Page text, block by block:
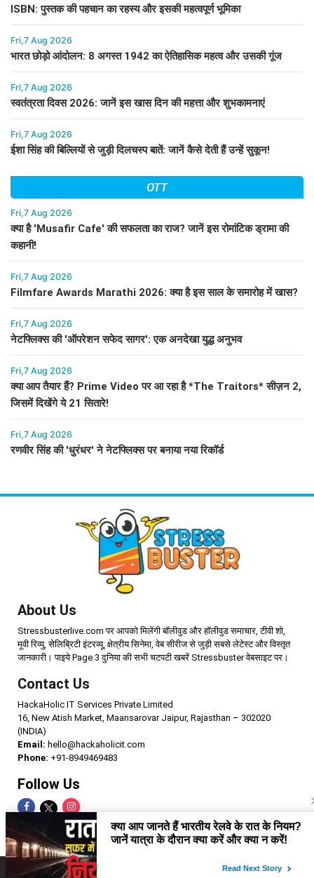
ISBN: पुस्तक की पहचान का रहस्य और इसकी महत्वपूर्ण भूमिका
Fri,7 Aug 2026
भारत छोड़ो आंदोलन: 8 अगस्त 1942 का ऐतिहासिक महत्व और उसकी गूंज
Fri,7 Aug 2026
स्वतंत्रता दिवस 2026: जानें इस खास दिन की महत्ता और शुभकामनाएं
Fri,7 Aug 2026
ईशा सिंह की बिल्लियों से जुड़ी दिलचस्प बातें: जानें कैसे देती हैं उन्हें सुकून!
OTT
Fri,7 Aug 2026
क्या है 'Musafir Cafe' की सफलता का राज? जानें इस रोमांटिक ड्रामा की
कहानी!
Fri,7 Aug 2026
Filmfare Awards Marathi 2026: क्या है इस साल के समारोह में खास?
Fri,7 Aug 2026
नेटफ्लिक्स की 'ऑपरेशन सफेद सागर': एक अनदेखा युद्ध अनुभव
Fri,7 Aug 2026
क्या आप तैयार हैं? Prime Video पर आ रहा है *The Traitors* सीज़न 2,
जिसमें दिखेंगे ये 21 सितारे!
Fri,7 Aug 2026
रणवीर सिंह की 'धुरंधर' ने नेटफ्लिक्स पर बनाया नया रिकॉर्ड
About Us
Stressbusterlive.com पर आपको मिलेंगी बॉलीवुड और हॉलीवुड समाचार, टीवी शो,
मूवी रिव्यु, सेलिब्रिटी इंटरव्यू, क्षेत्रीय सिनेमा, वेब सीरीज से जुड़ी सबसे लेटेस्ट और विस्तृत
जानकारी। पाइये Page 3 दुनिया की सभी चटपटी खबरें Stressbuster वेबसाइट पर।
Contact Us
HackaHolic IT Services Private Limited
16, New Atish Market, Maansarovar Jaipur, Rajasthan – 302020
(INDIA)
Email: hello@hackaholicit.com
Phone: +91-8949469483
Follow Us
Copyright © 2024 HackaHolic IT Services Private Limited